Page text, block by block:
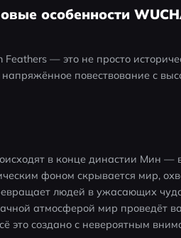
особенности
Feathers — это не просто
повествование с
в конце династии Мин —
фоном скрывается мир,
людей в ужасающих
атмосферой мир проведёт
это создано с невероятным